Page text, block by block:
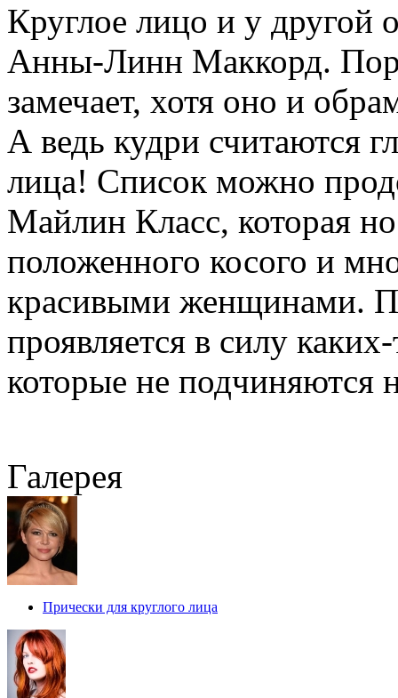
Круглое лицо и у другой
Анны-Линн Маккорд.
замечает, хотя оно и
А ведь кудри считаются
лица! Список можно
Майлин Класс, которая
положенного косого и
красивыми женщинами.
проявляется в силу
которые не подчиняются
Галерея
Прически для круглого лица